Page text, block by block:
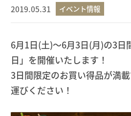
2019.05.31 イベント情報
6月1日(土)～6月3日(月)の3日
日」を開催いたします！
3日間限定のお買い得品が満
運びください！